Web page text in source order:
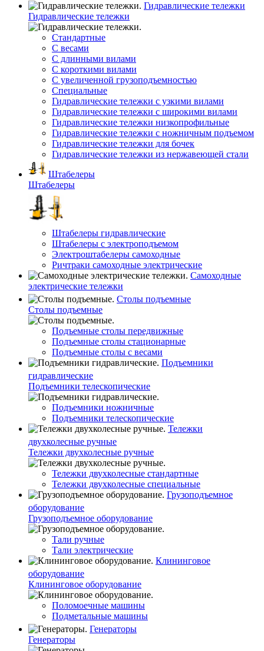
Гидравлические тележки
Гидравлические тележки
Стандартные
С весами
С длинными вилами
С короткими вилами
С увеличенной грузоподъемностью
Специальные
Гидравлические тележки с узкими вилами
Гидравлические тележки с широкими вилами
Гидравлические тележки низкопрофильные
Гидравлические тележки с ножничным подъемом
Гидравлические тележки для бочек
Гидравлические тележки из нержавеющей стали
Штабелеры
Штабелеры
Штабелеры гидравлические
Штабелеры с электроподъемом
Электроштабелеры самоходные
Ричтраки самоходные электрические
Самоходные
электрические тележки
Столы подъемные
Столы подъемные
Подъемные столы передвижные
Подъемные столы стационарные
Подъемные столы с весами
Подъемники
гидравлические
Подъемники телескопические
Подъемники ножничные
Подъемники телескопические
Тележки
двухколесные ручные
Тележки двухколесные ручные
Тележки двухколесные стандартные
Тележки двухколесные специальные
Грузоподъемное
оборудование
Грузоподъемное оборудование
Тали ручные
Тали электрические
Клининговое
оборудование
Клининговое оборудование
Поломоечные машины
Подметальные машины
Генераторы
Генераторы